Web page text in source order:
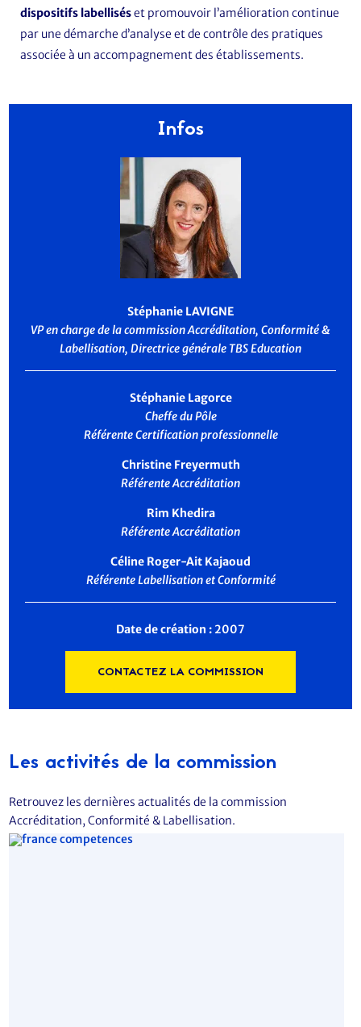
dispositifs labelliséset promouvoir l’amélioration continue
par une démarche d’analyse et de contrôle des pratiques
associée à un accompagnement des établissements.
Infos
Stéphanie LAVIGNE
VP en charge de la commission Accréditation, Conformité &
Labellisation, Directrice générale TBS Education
Stéphanie Lagorce
Cheffe du Pôle
Référente Certification professionnelle
Christine Freyermuth
Référente Accréditation
Rim Khedira
Référente Accréditation
Céline Roger-Ait Kajaoud
Référente Labellisation et Conformité
Date de création : 2007
CONTACTEZ LA COMMISSION
Les activités de la commission
Retrouvez les dernières actualités de la commission
Accréditation, Conformité & Labellisation.